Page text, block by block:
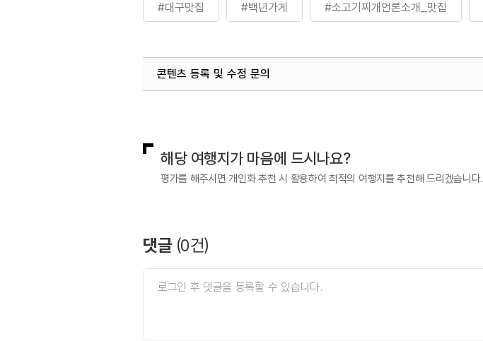
#대구맛집 #백년가게 #소고기찌개언론소개_맛집
콘텐츠 등록 및 수정 문의
해당 여행지가 마음에 드시나요?
평가를 해주시면 개인화 추천 시 활용하여 최적의 여행지를 추천해 드리겠습니다.
댓글 (0건)